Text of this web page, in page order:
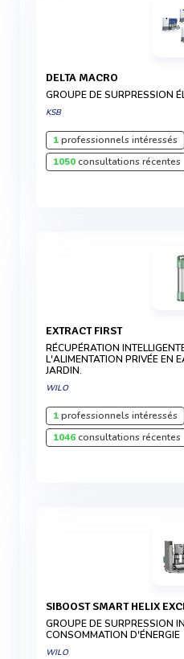
DELTA MACRO
GROUPE DE SURPRESSION
KSB
1professionnels intéressés
1050consultations récentes
EXTRACT FIRST
RÉCUPÉRATION
L'ALIMENTATION PRIVÉE EN
JARDIN.
WILO
1professionnels intéressés
1046consultations récentes
SIBOOST SMART HELIX
GROUPE DE SURPRESSION
CONSOMMATION D'ÉNERGIE
WILO